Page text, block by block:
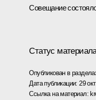
Совещание
Статус
Опубликован в
Дата публикации: 29
Ссылка на материал: